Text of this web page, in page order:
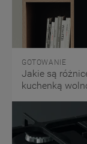
GOTOWANIE
Jakie są
kuchenką